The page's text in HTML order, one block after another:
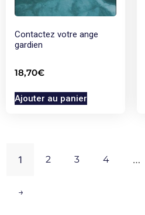
Contactez votre ange
gardien
18,70€
Ajouter au panier
1 2 3 4 …
→